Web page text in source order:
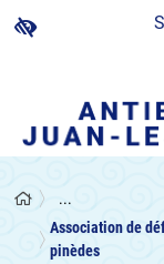
...
Association de
pinèdes